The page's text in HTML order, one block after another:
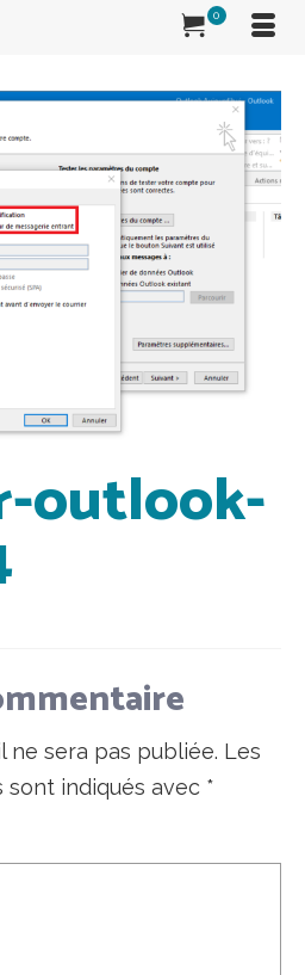
0
outlook-
ne sera pas publiée. Les
indiqués avec *